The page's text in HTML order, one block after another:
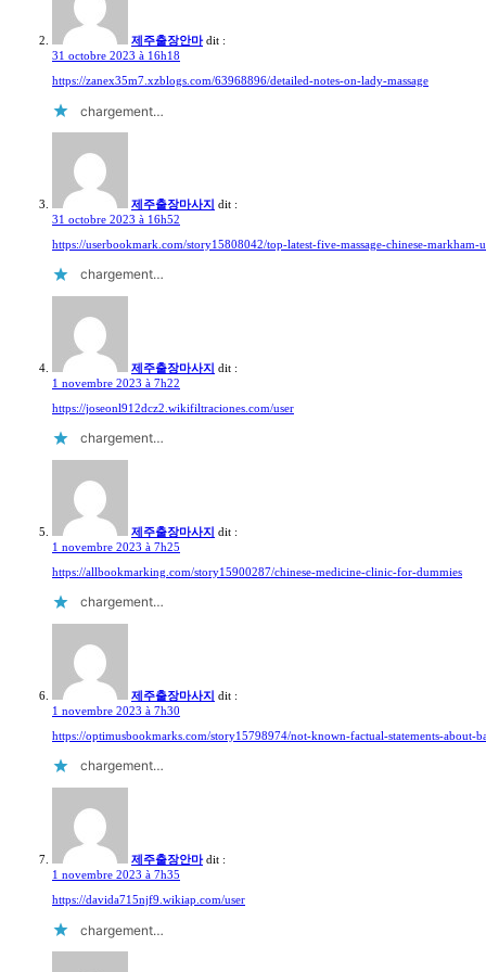
제주출장안마 dit :
31 octobre 2023 à 16h18
https://zanex35m7.xzblogs.com/63968896/detailed-notes-on-lady-massage
chargement…
제주출장마사지 dit :
31 octobre 2023 à 16h52
https://userbookmark.com/story15808042/top-latest-five-massage-chinese-markham-
chargement…
제주출장마사지 dit :
1 novembre 2023 à 7h22
https://joseonl912dcz2.wikifiltraciones.com/user
chargement…
제주출장마사지 dit :
1 novembre 2023 à 7h25
https://allbookmarking.com/story15900287/chinese-medicine-clinic-for-dummies
chargement…
제주출장마사지 dit :
1 novembre 2023 à 7h30
https://optimusbookmarks.com/story15798974/not-known-factual-statements-about-
chargement…
제주출장안마 dit :
1 novembre 2023 à 7h35
https://davida715njf9.wikiap.com/user
chargement…